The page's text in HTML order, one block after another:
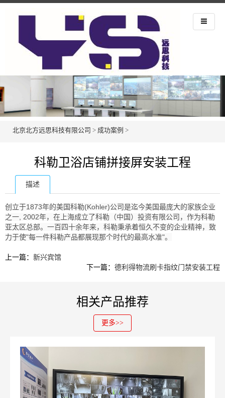
北京北方远思科技有限公司 > 成功案例 >
科勒卫浴店铺拼接屏安装工程
描述
创立于1873年的美国科勒(Kohler)公司是迄今美国最庞大的家族企业
之一, 2002年，在上海成立了科勒（中国）投资有限公司，作为科勒
亚太区总部。一百四十余年来，科勒秉承着恒久不变的企业精神，致
力于使"每一件科勒产品都展现那个时代的最高水准"。
上一篇： 新兴宾馆
下一篇： 德利得物流刷卡指纹门禁安装工程
相关产品推荐
更多>>